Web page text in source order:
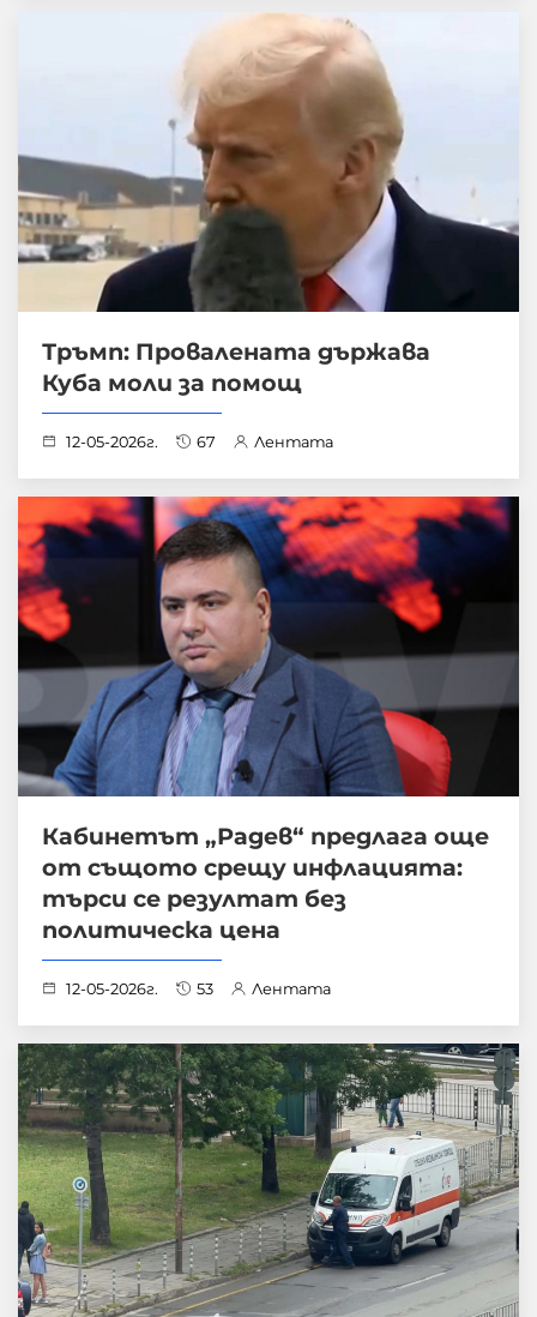
Тръмп: Провалената държава
Куба моли за помощ
12-05-2026г. 67 Лентата
Кабинетът „Радев“ предлага още
от същото срещу инфлацията:
търси се резултат без
политическа цена
12-05-2026г. 53 Лентата